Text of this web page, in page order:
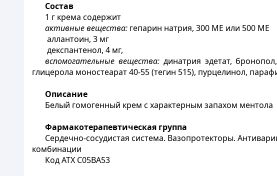
Состав
1 г крема содержит
активные вещества: гепарин натрия, 300 МЕ или 500 МЕ
аллантоин, 3 мг
декспантенол, 4 мг,
вспомогательные вещества: динатрия эдетат,
глицерола моностеарат 40-55 (тегин 515), пурцелинол,
Описание
Белый гомогенный крем с характерным запахом ментола
Фармакотерапевтическая группа
Сердечно-сосудистая система. Вазопротекторы.
комбинации
Код АТХ С05ВA53